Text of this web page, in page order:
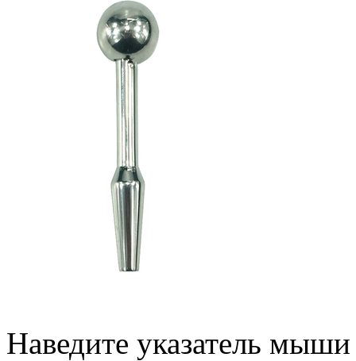
Наведите указатель